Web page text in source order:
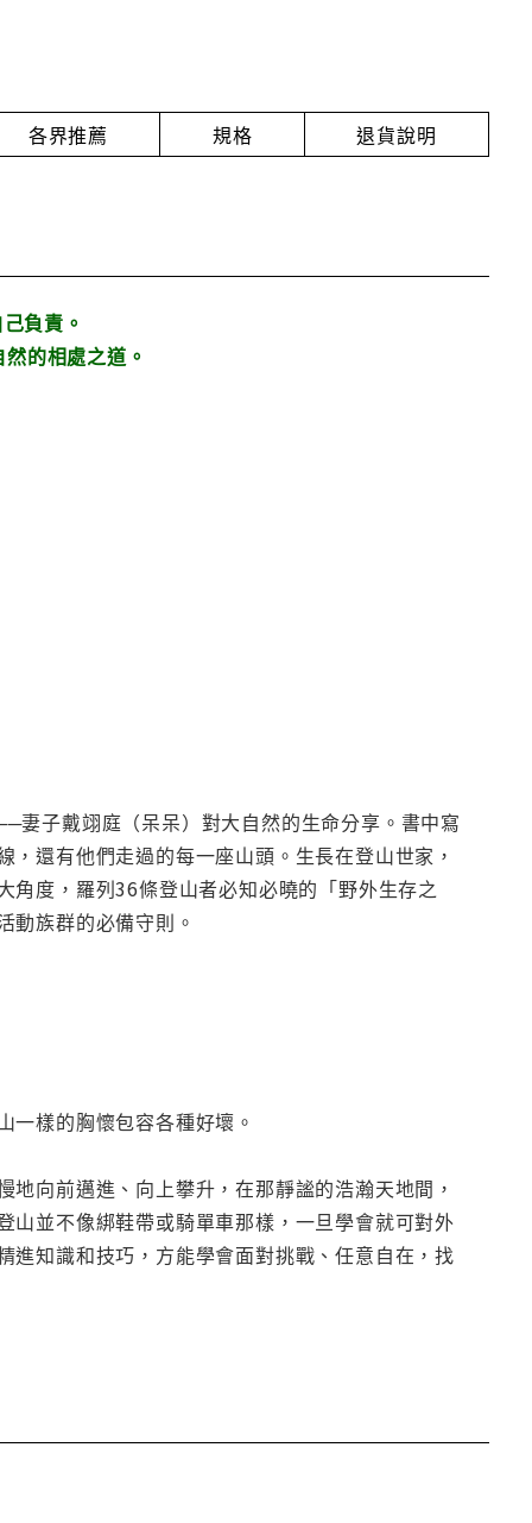
各界推薦 規格 退貨說明
負責。
的相處之道。
妻子戴翊庭（呆呆）對大自然的生命分享。書中寫
還有他們走過的每一座山頭。生長在登山世家，
度，羅列36條登山者必知必曉的「野外生存之
動族群的必備守則。
一樣的胸懷包容各種好壞。
向前邁進、向上攀升，在那靜謐的浩瀚天地間，
並不像綁鞋帶或騎單車那樣，一旦學會就可對外
知識和技巧，方能學會面對挑戰、任意自在，找